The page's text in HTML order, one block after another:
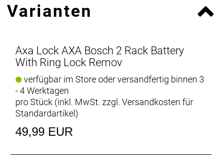
Varianten
Axa Lock AXA Bosch 2 Rack Battery
With Ring Lock Remov
verfügbar im Store oder versandfertig binnen 3
- 4 Werktagen
pro Stück (inkl. MwSt. zzgl. Versandkosten für
Standardartikel)
49,99 EUR